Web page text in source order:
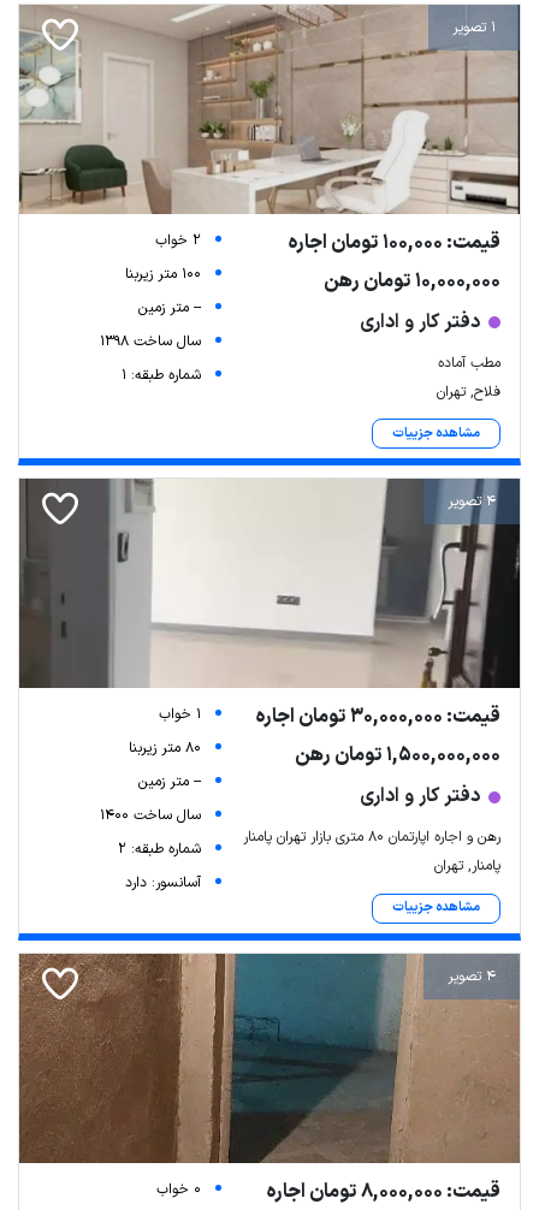
1 تصویر
قیمت: 100,000 تومان اجاره
10,000,000 تومان رهن
دفتر کار و اداری
مطب آماده
فلاح, تهران
مشاهده جزییات
2 خواب
100 متر زیربنا
-- متر زمین
سال ساخت 1398
شماره طبقه: 1
4 تصویر
قیمت: 30,000,000 تومان اجاره
1,500,000,000 تومان رهن
دفتر کار و اداری
رهن و اجاره اپارتمان ۸۰ متری بازار تهران پامنار
پامنار, تهران
مشاهده جزییات
1 خواب
80 متر زیربنا
-- متر زمین
سال ساخت 1400
شماره طبقه: 2
آسانسور: دارد
4 تصویر
قیمت: 8,000,000 تومان اجاره
0 خواب